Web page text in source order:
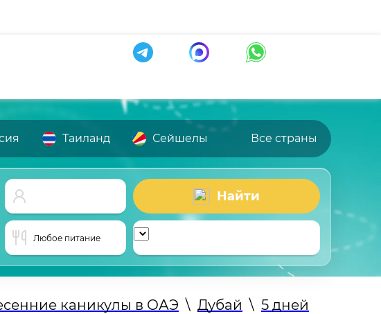
Таиланд Сейшелы Все страны
Найти
Любое питание
каникулы в ОАЭ \ Дубай \ 5 дней